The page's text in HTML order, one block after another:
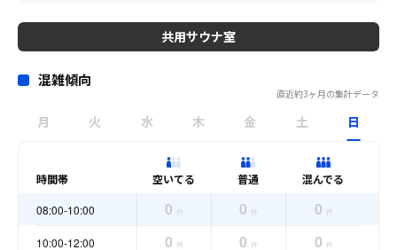
共用サウナ室
混雑傾向
直近約3ヶ月の集計データ
月 火 水 木 金 土 日
時間帯 空いてる 普通 混んでる
08:00-10:00 0 件 0 件 0 件
10:00-12:00 0 件 0 件 0 件